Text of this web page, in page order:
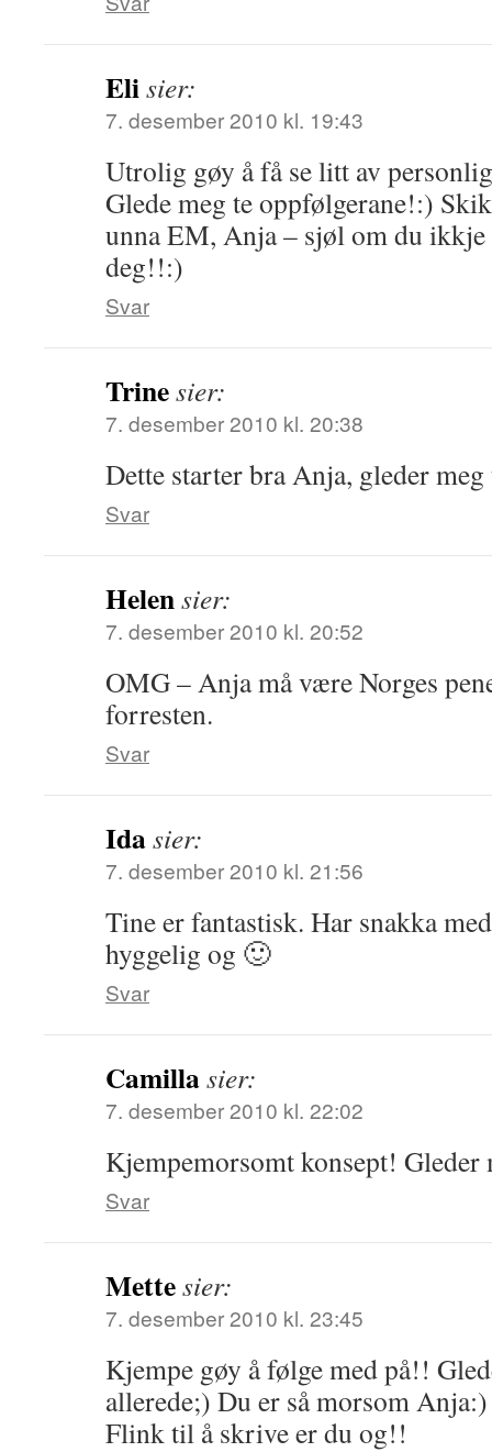
Elisier:
7. desember 2010 kl. 19:43
Utrolig gøy å få se litt av
Glede meg te oppfølgerane!:)
unna EM, Anja – sjøl om du ikkje
deg!!:)
Svar
Trinesier:
7. desember 2010 kl. 20:38
Dette starter bra Anja, gleder
Svar
Helensier:
7. desember 2010 kl. 20:52
OMG – Anja må være Norges
forresten.
Svar
Idasier:
7. desember 2010 kl. 21:56
Tine er fantastisk. Har snakka
hyggelig og 🙂
Svar
Camillasier:
7. desember 2010 kl. 22:02
Kjempemorsomt konsept!
Svar
Mettesier:
7. desember 2010 kl. 23:45
Kjempe gøy å følge med på!!
allerede;) Du er så morsom
Flink til å skrive er du og!!